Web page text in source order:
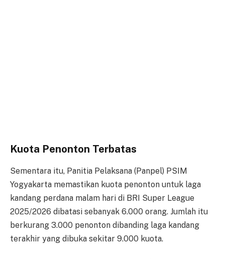
Kuota Penonton Terbatas
Sementara itu, Panitia Pelaksana (Panpel) PSIM
Yogyakarta memastikan kuota penonton untuk laga
kandang perdana malam hari di BRI Super League
2025/2026 dibatasi sebanyak 6.000 orang. Jumlah itu
berkurang 3.000 penonton dibanding laga kandang
terakhir yang dibuka sekitar 9.000 kuota.